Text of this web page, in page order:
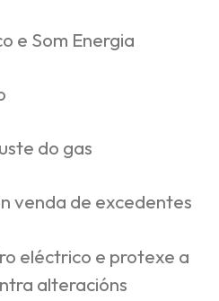
e Som Energia
do gas
venda de excedentes
eléctrico e protexe a
alteracións